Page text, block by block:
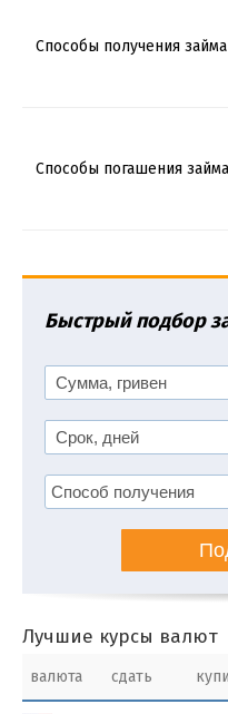
Способы получения займа
Способы погашения займа
Быстрый подбор
Лучшие курсы валют
валюта сдать